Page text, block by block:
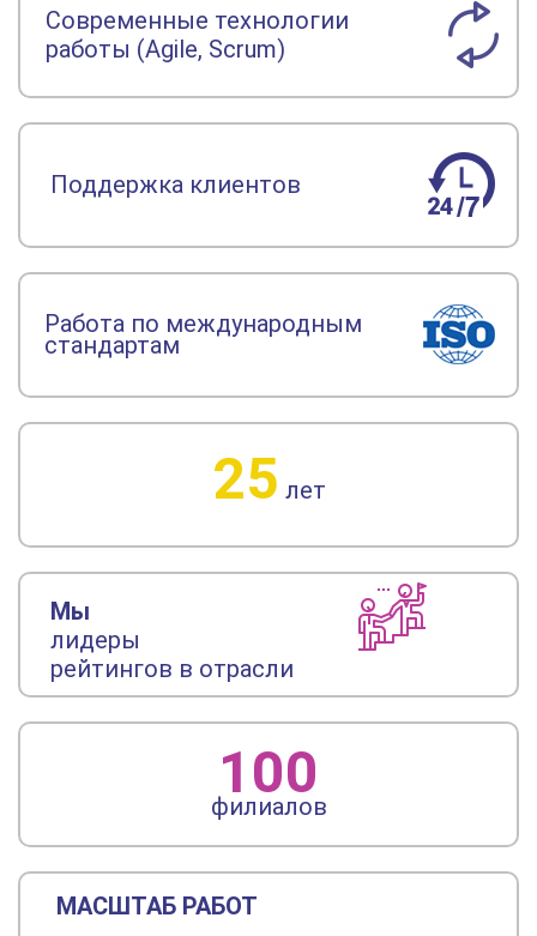
Современные технологии
работы (Agile, Scrum)
Поддержка клиентов
Работа по международным
стандартам
25 лет
Мы
лидеры
рейтингов в отрасли
100
филиалов
МАСШТАБ РАБОТ